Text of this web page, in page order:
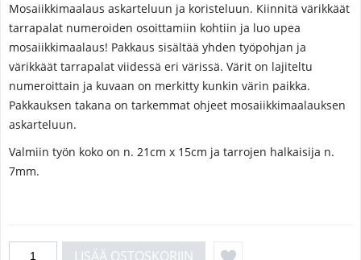
Mosaiikkimaalaus askarteluun ja koristeluun. Kiinnitä värikkäät
tarrapalat numeroiden osoittamiin kohtiin ja luo upea
mosaiikkimaalaus! Pakkaus sisältää yhden työpohjan ja
värikkäät tarrapalat viidessä eri värissä. Värit on lajiteltu
numeroittain ja kuvaan on merkitty kunkin värin paikka.
Pakkauksen takana on tarkemmat ohjeet mosaiikkimaalauksen
askarteluun.
Valmiin työn koko on n. 21cm x 15cm ja tarrojen halkaisija n.
7mm.